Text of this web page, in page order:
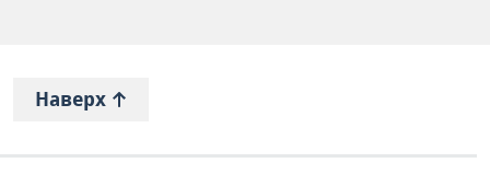
Наверх